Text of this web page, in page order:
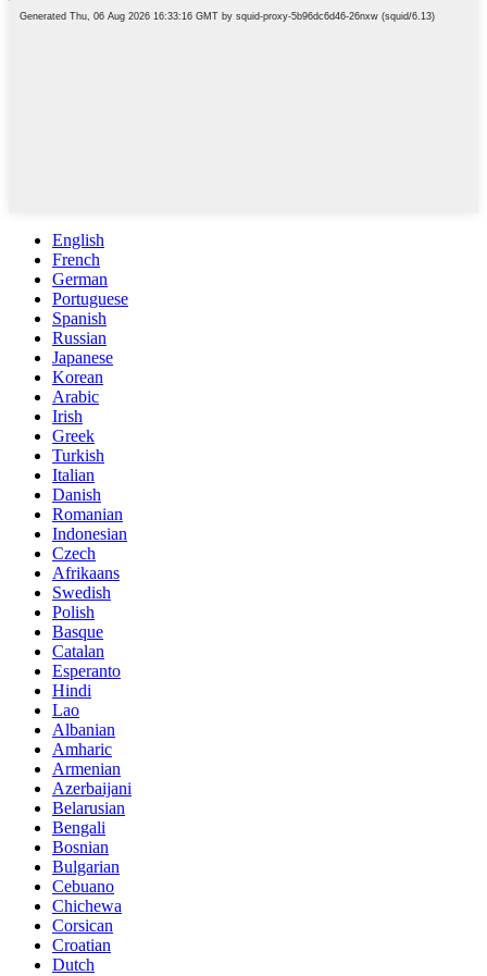
English
French
German
Portuguese
Spanish
Russian
Japanese
Korean
Arabic
Irish
Greek
Turkish
Italian
Danish
Romanian
Indonesian
Czech
Afrikaans
Swedish
Polish
Basque
Catalan
Esperanto
Hindi
Lao
Albanian
Amharic
Armenian
Azerbaijani
Belarusian
Bengali
Bosnian
Bulgarian
Cebuano
Chichewa
Corsican
Croatian
Dutch